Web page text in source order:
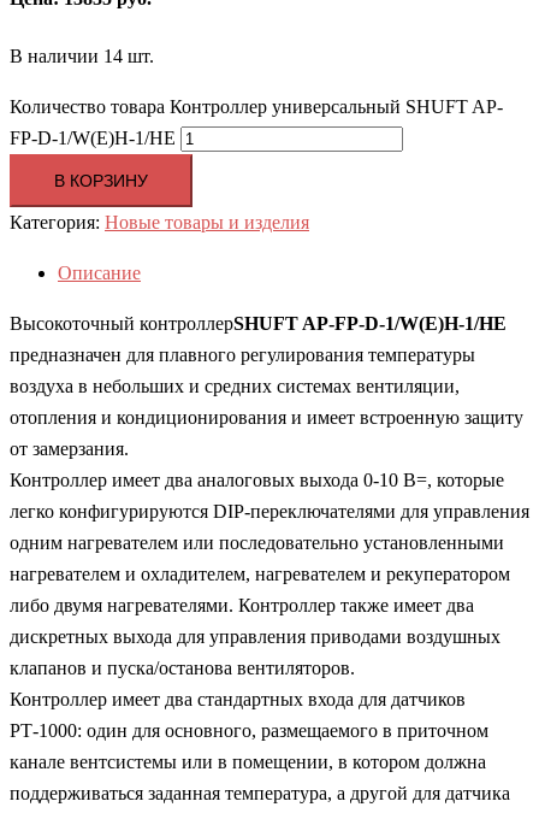
В наличии 14 шт.
Количество товара Контроллер универсальный SHUFT AP-
FP-D-1/W(E)H-1/HE
В КОРЗИНУ
Категория: Новые товары и изделия
Описание
Высокоточный контроллерSHUFT AP-FP-D-1/W(E)H-1/HE
предназначен для плавного регулирования температуры
воздуха в небольших и средних системах вентиляции,
отопления и кондиционирования и имеет встроенную защиту
от замерзания.
Контроллер имеет два аналоговых выхода 0-10 В=, которые
легко конфигурируются DIP-переключателями для управления
одним нагревателем или последовательно установленными
нагревателем и охладителем, нагревателем и рекуператором
либо двумя нагревателями. Контроллер также имеет два
дискретных выхода для управления приводами воздушных
клапанов и пуска/останова вентиляторов.
Контроллер имеет два стандартных входа для датчиков
РТ-1000: один для основного, размещаемого в приточном
канале вентсистемы или в помещении, в котором должна
поддерживаться заданная температура, а другой для датчика